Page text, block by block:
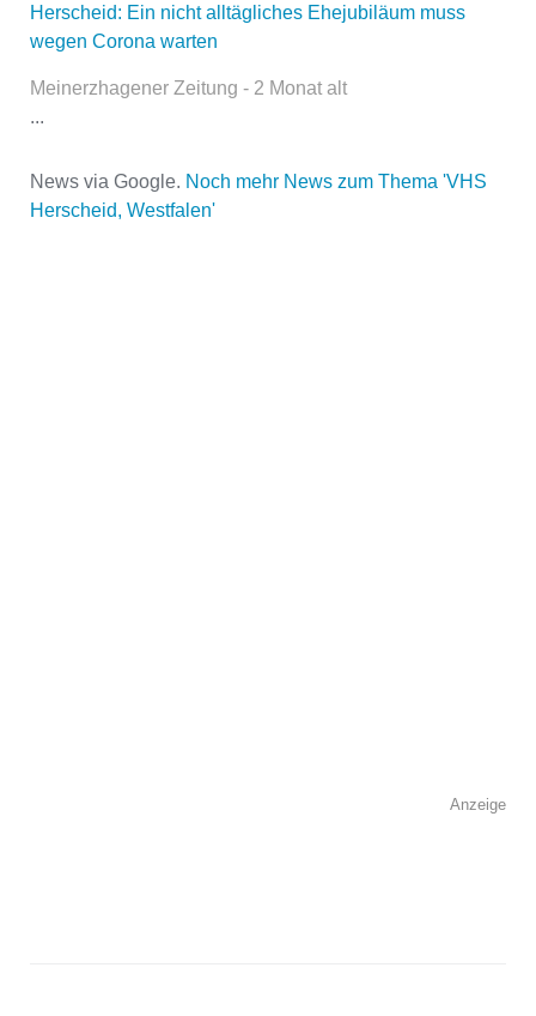
Name der Volkshochschule
Herscheid: Ein nicht alltägliches Ehejubiläum muss
wegen Corona warten
Meinerzhagener Zeitung - 2 Monat alt
...
News via Google. Noch mehr News zum Thema 'VHS
Herscheid, Westfalen'
Anzeige